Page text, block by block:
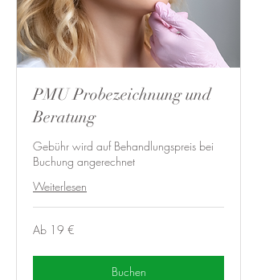
PMU Probezeichnung und
Beratung
Gebühr wird auf Behandlungspreis bei
Buchung angerechnet
Weiterlesen
Ab
19
Ab 19 €
Buchen